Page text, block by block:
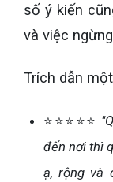
số ý kiến
và việc
Trích dẫn
⭐⭐⭐⭐⭐
đến nơi thì
ạ, rộng và